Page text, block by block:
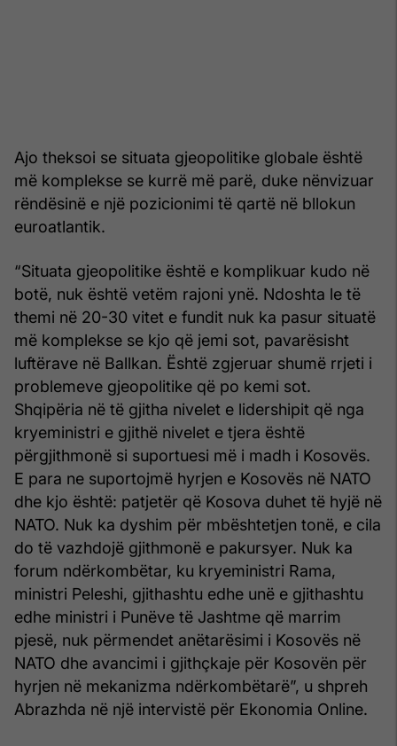
Ajo theksoi se situata gjeopolitike globale është
më komplekse se kurrë më parë, duke nënvizuar
rëndësinë e një pozicionimi të qartë në bllokun
euroatlantik.
“Situata gjeopolitike është e komplikuar kudo në
botë, nuk është vetëm rajoni ynë. Ndoshta le të
themi në 20-30 vitet e fundit nuk ka pasur situatë
më komplekse se kjo që jemi sot, pavarësisht
luftërave në Ballkan. Është zgjeruar shumë rrjeti i
problemeve gjeopolitike që po kemi sot.
Shqipëria në të gjitha nivelet e lidershipit që nga
kryeministri e gjithë nivelet e tjera është
përgjithmonë si suportuesi më i madh i Kosovës.
E para ne suportojmë hyrjen e Kosovës në NATO
dhe kjo është: patjetër që Kosova duhet të hyjë në
NATO. Nuk ka dyshim për mbështetjen tonë, e cila
do të vazhdojë gjithmonë e pakursyer. Nuk ka
forum ndërkombëtar, ku kryeministri Rama,
ministri Peleshi, gjithashtu edhe unë e gjithashtu
edhe ministri i Punëve të Jashtme që marrim
pjesë, nuk përmendet anëtarësimi i Kosovës në
NATO dhe avancimi i gjithçkaje për Kosovën për
hyrjen në mekanizma ndërkombëtarë”, u shpreh
Abrazhda në një intervistë për Ekonomia Online.